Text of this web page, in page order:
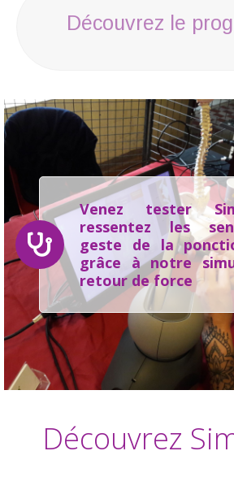
Découvrez le
Venez tester
ressentez les
geste de la
grâce à notre
retour de force
Découvrez